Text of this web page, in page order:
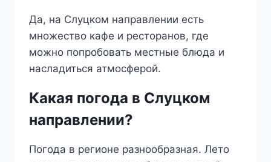
Да, на Слуцком направлении есть
множество кафе и ресторанов, где
можно попробовать местные блюда и
насладиться атмосферой.
Какая погода в Слуцком
направлении?
Погода в регионе разнообразная. Лето